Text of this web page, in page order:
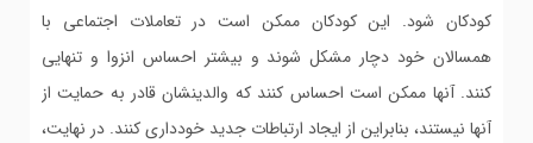
کودکان شود. این کودکان ممکن است در تعاملات اجتماعی با
همسالان خود دچار مشکل شوند و بیشتر احساس انزوا و تنهایی
کنند. آنها ممکن است احساس کنند که والدینشان قادر به حمایت از
آنها نیستند، بنابراین از ایجاد ارتباطات جدید خودداری کنند. در نهایت،